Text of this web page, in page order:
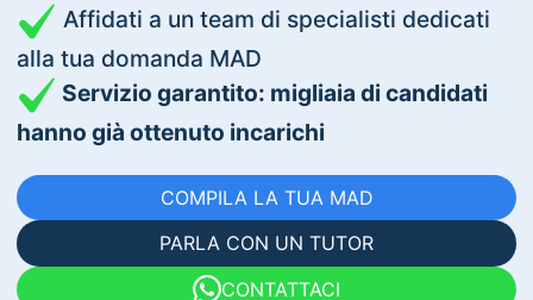
Affidati a un team di specialisti dedicati
alla tua domanda MAD
Servizio garantito: migliaia di candidati
hanno già ottenuto incarichi
COMPILA LA TUA MAD
PARLA CON UN TUTOR
CONTATTACI